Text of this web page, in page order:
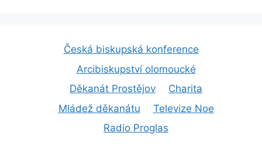
Česká biskupská konference
Arcibiskupství olomoucké
Děkanát Prostějov
Charita
Mládež děkanátu
Televize Noe
Radio Proglas